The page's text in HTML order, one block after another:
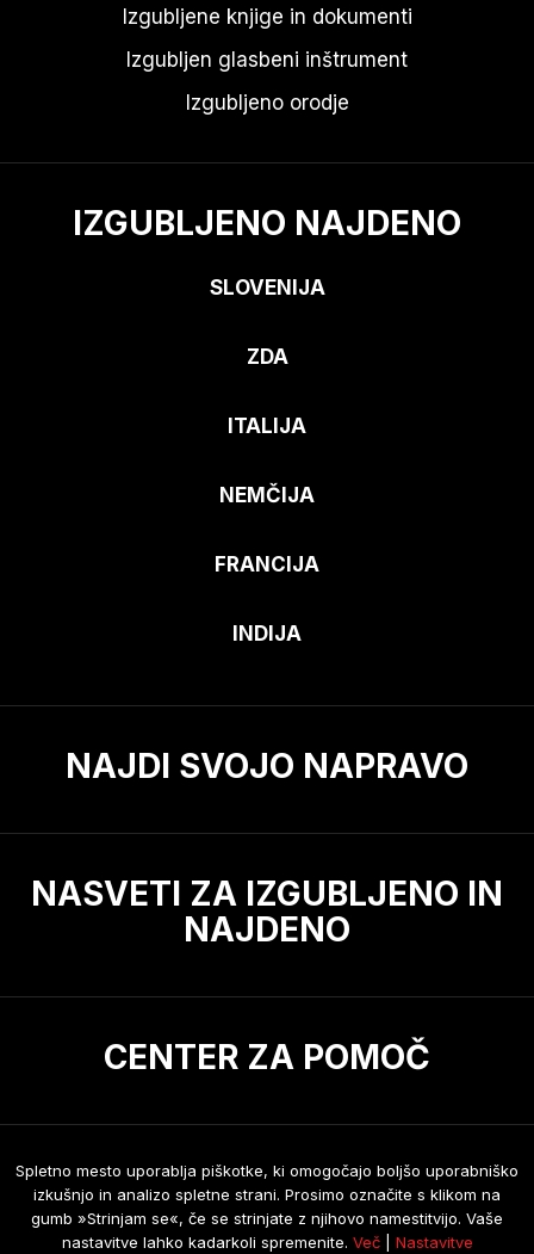
Izgubljene knjige in dokumenti
Izgubljen glasbeni inštrument
Izgubljeno orodje
IZGUBLJENO NAJDENO
SLOVENIJA
ZDA
ITALIJA
NEMČIJA
FRANCIJA
INDIJA
NAJDI SVOJO NAPRAVO
NASVETI ZA IZGUBLJENO IN
NAJDENO
CENTER ZA POMOČ
Izdelava spletnih strani: NGN.SI
O piškotkihSplošni pogojiIzjava o zasebnosti
Spletno mesto uporablja piškotke, ki omogočajo boljšo uporabniško
izkušnjo in analizo spletne strani. Prosimo označite s klikom na
gumb »Strinjam se«, če se strinjate z njihovo namestitvijo. Vaše
nastavitve lahko kadarkoli spremenite. Več| Nastavitve